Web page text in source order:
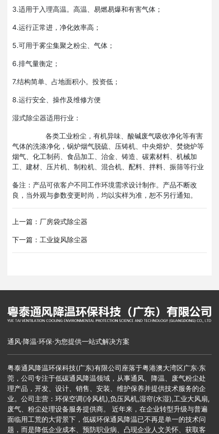
3.适用于入理高温。高温、易燃易爆和有害气体；
4.运行正常进，净化效率高；
5.可用于雾尘集聚之粉尘、气体；
6.排气量衡定；
7.结构简单、占地面积小。投资低；
8.运行安全、操作及维修方便
湿式除尘器适用行业：
各类工业粉尘，有机异味、酸碱废气吸收净化等有害
气体的洗涤净化，锅炉烟气脱硫、压铸机、中央熔炉、焚烧炉等
烟气、化工制药、食品加工、治金、铸造、碳素材料、机械加
工、建材、压片机、制粒机、混合机、配料、拌料、振筛等行业
备注：产品可依客户不同工作环境需求设计制作。产品不断改
良，当外观与参数变更时尚，均以实样为准，恕不另行通知。
上一篇：厂房袋式除尘器
下一篇：工业旋风除尘器
通风·降温·环保·为您提供一站式解决方案
粤泰通风降温环保科技(广东)有限公司座落于粤港澳大湾区广东·东
莞，公司专注于低碳通风降温领域，从事通风、降温、废气粉尘处
理产品，开发、设计、销售、安装、维护保养并提供技术服务的企
业。公司主营：环保空调(冷风机),负压风机,湿帘(水湿),工业大风扇,
废气、粉尘处理设备服务提供商。 近年来，在企业转型升级与普遍
面临用工荒的大背景下，低碳环保通风降温已不再是单一的技术问
题，而是降低企业成本、预防职业病、凸现企业人文关怀、获取客